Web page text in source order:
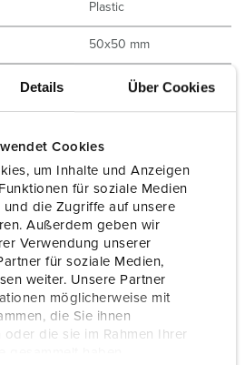
Details Über Cookies
Cookies
um Inhalte und Anzeigen
für soziale Medien
die Zugriffe auf unsere
Außerdem geben wir
Verwendung unserer
für soziale Medien,
weiter. Unsere Partner
möglicherweise mit
die Sie ihnen
die sie im Rahmen Ihrer
Plastic
50x50 mm
38x38 mm
VDE